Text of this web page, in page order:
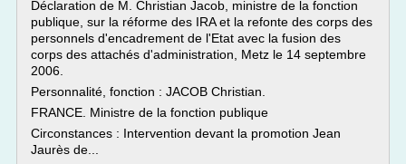
Déclaration de M. Christian Jacob, ministre de la fonction
publique, sur la réforme des IRA et la refonte des corps des
personnels d'encadrement de l'Etat avec la fusion des
corps des attachés d'administration, Metz le 14 septembre
2006.
Personnalité, fonction : JACOB Christian.
FRANCE. Ministre de la fonction publique
Circonstances : Intervention devant la promotion Jean
Jaurès de...